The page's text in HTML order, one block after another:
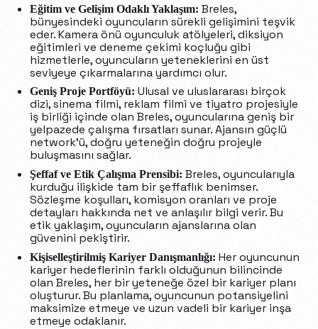
Eğitim ve Gelişim Odaklı Yaklaşım: Breles,
bünyesindeki oyuncuların sürekli gelişimini teşvik
eder. Kamera önü oyunculuk atölyeleri, diksiyon
eğitimleri ve deneme çekimi koçluğu gibi
hizmetlerle, oyuncuların yeteneklerini en üst
seviyeye çıkarmalarına yardımcı olur.
Geniş Proje Portföyü: Ulusal ve uluslararası birçok
dizi, sinema filmi, reklam filmi ve tiyatro projesiyle
iş birliği içinde olan Breles, oyuncularına geniş bir
yelpazede çalışma fırsatları sunar. Ajansın güçlü
network’ü, doğru yeteneğin doğru projeyle
buluşmasını sağlar.
Şeffaf ve Etik Çalışma Prensibi: Breles, oyuncularıyla
kurduğu ilişkide tam bir şeffaflık benimser.
Sözleşme koşulları, komisyon oranları ve proje
detayları hakkında net ve anlaşılır bilgi verir. Bu
etik yaklaşım, oyuncuların ajanslarına olan
güvenini pekiştirir.
Kişiselleştirilmiş Kariyer Danışmanlığı: Her oyuncunun
kariyer hedeflerinin farklı olduğunun bilincinde
olan Breles, her bir yeteneğe özel bir kariyer planı
oluşturur. Bu planlama, oyuncunun potansiyelini
maksimize etmeye ve uzun vadeli bir kariyer inşa
etmeye odaklanır.